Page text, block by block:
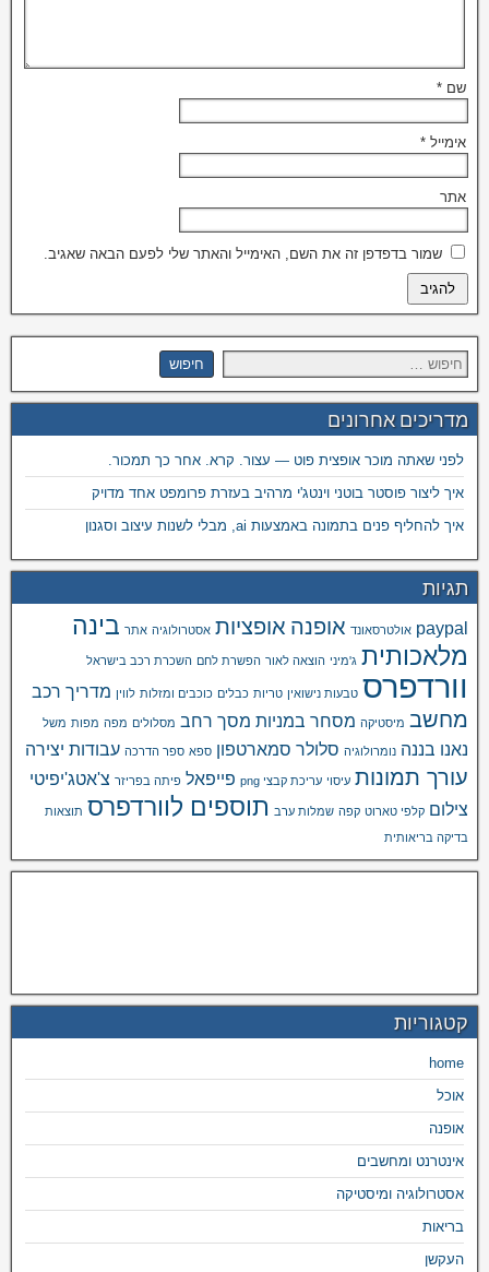
שם *
אימייל *
אתר
שמור בדפדפן זה את השם, האימייל והאתר שלי לפעם הבאה שאגיב.
מדריכים אחרונים
לפני שאתה מוכר אופצית פוט — עצור. קרא. אחר כך תמכור.
איך ליצור פוסטר בוטני וינטג'י מרהיב בעזרת פרומפט אחד מדויק
איך להחליף פנים בתמונה באמצעות ai, מבלי לשנות עיצוב וסגנון
תגיות
paypal אולטרסאונד אופנה אופציות אסטרולוגיה אתר בינה
מלאכותית ג'מיני הוצאה לאור הפשרת לחם השכרת רכב בישראל
וורדפרס טבעות נישואין טריות כבלים כוכבים ומזלות לווין מדריך רכב
מחשב מיסטיקה מסחר במניות מסך רחב מסלולים מפה מפות משל
נאנו בננה נומרולוגיה סלולר סמארטפון ספא ספר הדרכה עבודות יצירה
עורך תמונות עיסוי עריכת קבצי png פייפאל פיתה בפריזר צ'אטג'יפיטי
צילום קלפי טארוט קפה שמלות ערב תוספים לוורדפרס תוצאות
בדיקה בריאותית
קטגוריות
home
אוכל
אופנה
אינטרנט ומחשבים
אסטרולוגיה ומיסטיקה
בריאות
העקשן